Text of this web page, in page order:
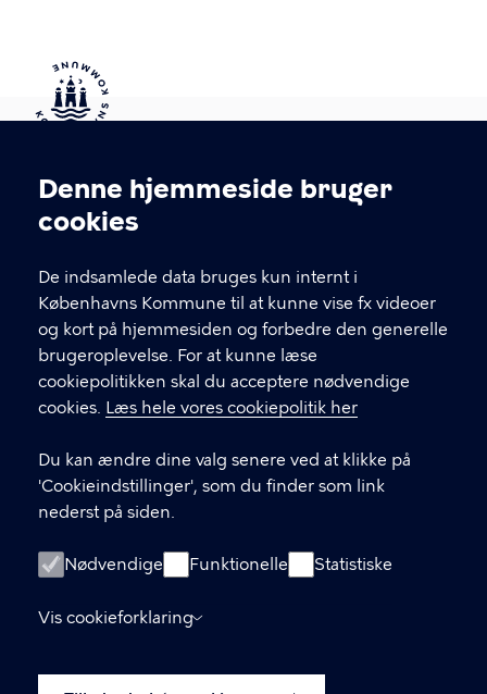
Cookieindstillinger
Denne hjemmeside bruger
cookies
De indsamlede data bruges kun internt i
Københavns Kommune til at kunne vise fx videoer
og kort på hjemmesiden og forbedre den generelle
brugeroplevelse. For at kunne læse
cookiepolitikken skal du acceptere nødvendige
cookies. Læs hele vores cookiepolitik her
Du kan ændre dine valg senere ved at klikke på
'Cookieindstillinger', som du finder som link
nederst på siden.
Nødvendige Funktionelle Statistiske
Vis cookieforklaring
Kontakt Københavns Kommune
T
fFind andre kontakter her
CVR-nummer64942212
GENVEJE
Digital Post
Databeskyttelse
Tilgængelighedserklæring
Om hjemmesiden